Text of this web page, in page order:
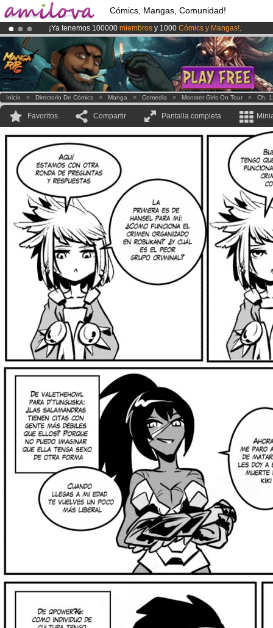
Cómics, Mangas, Comunidad!
¡Ya tenemos 100000 miembros y 1000 Cómics y Mangas!.
¡Conviertete en Premium por3.95 eurosal mes!Hazte Premium ya
El Kickstarter Amilova está desormado lanzado!.
Inicio > Directorio De Cómics > Manga > Comedia > Monster Girls On Tour > Ch.
Favoritos Compartir Pantalla completa